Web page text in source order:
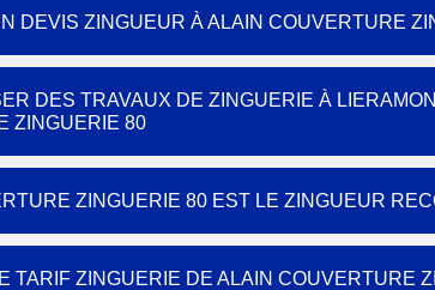
DEVIS ZINGUEUR À ALAIN COUVERTURE
DES TRAVAUX DE ZINGUERIE À
ZINGUERIE 80
ZINGUERIE 80 EST LE ZINGUEUR
TARIF ZINGUERIE DE ALAIN COUVERTURE